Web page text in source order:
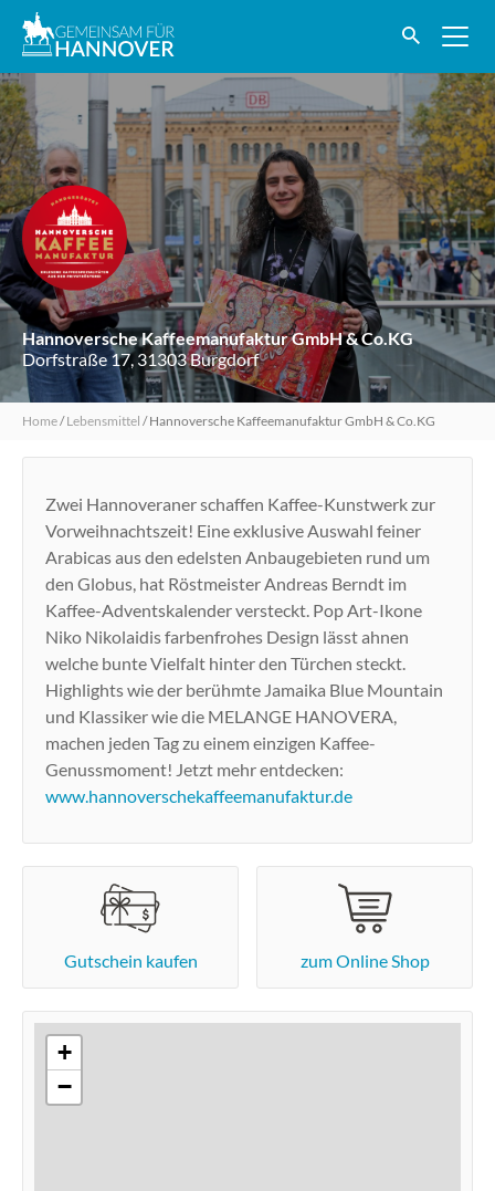
Hannoversche Kaffeemanufaktur GmbH & Co.KG
Dorfstraße 17, 31303 Burgdorf
Home/Lebensmittel /Hannoversche Kaffeemanufaktur GmbH & Co.KG
Zwei Hannoveraner schaffen Kaffee-Kunstwerk zur
Vorweihnachtszeit! Eine exklusive Auswahl feiner
Arabicas aus den edelsten Anbaugebieten rund um
den Globus, hat Röstmeister Andreas Berndt im
Kaffee-Adventskalender versteckt. Pop Art-Ikone
Niko Nikolaidis farbenfrohes Design lässt ahnen
welche bunte Vielfalt hinter den Türchen steckt.
Highlights wie der berühmte Jamaika Blue Mountain
und Klassiker wie die MELANGE HANOVERA,
machen jeden Tag zu einem einzigen Kaffee-
Genussmoment! Jetzt mehr entdecken:
www.hannoverschekaffeemanufaktur.de
Gutschein kaufen zum Online Shop
+
−